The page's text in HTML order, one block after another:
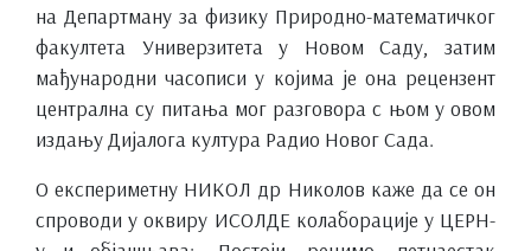
на Департману за физику Природно-математичког
факултета Универзитета у Новом Саду, затим
мађународни часописи у којима је она рецензент
централна су питања мог разговора с њом у овом
издању Дијалога култура Радио Новог Сада.
О експериметну НИКОЛ др Николов каже да се он
спроводи у оквиру ИСОЛДЕ колаборације у ЦЕРН-